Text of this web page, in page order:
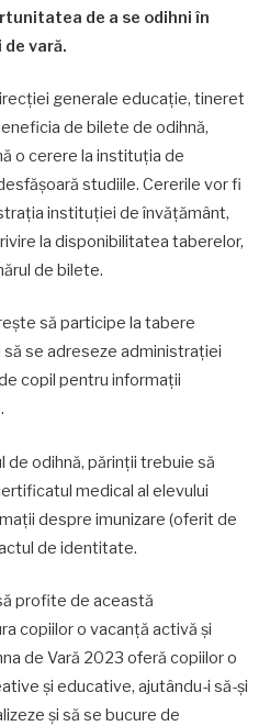
de a se odihni în
vară.
generale educație, tineret
de bilete de odihnă,
o cerere la instituția de
studiile. Cererile vor fi
instituției de învățământ,
la disponibilitatea taberelor,
de bilete.
să participe la tabere
se adreseze administrației
copil pentru informații
de odihnă, părinții trebuie să
medical al elevului
despre imunizare (oferit de
de identitate.
profite de această
copiilor o vacanță activă și
de Vară 2023 oferă copiilor o
și educative, ajutându-i să-și
și să se bucure de